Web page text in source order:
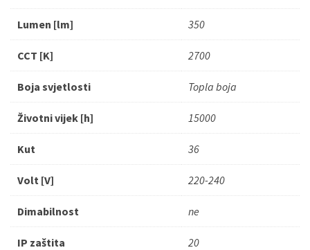
Lumen [lm] 350
CCT [K] 2700
Boja svjetlosti Topla boja
Životni vijek [h] 15000
Kut 36
Volt [V] 220-240
Dimabilnost ne
IP zaštita 20